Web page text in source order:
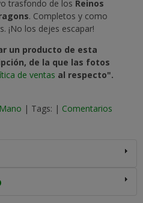
trasfondo de los Reinos
. Completos y como
¡No los dejes escapar!
un producto de esta
de la que las fotos
de ventas al respecto".
| Tags: | Comentarios